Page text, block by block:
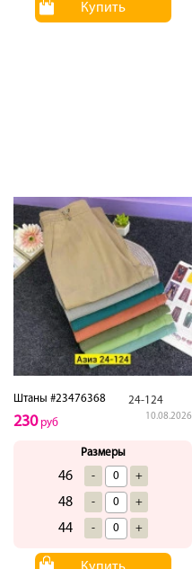
Купить
Штаны #23476368 24-124
10.08.2026
230руб
Размеры
46 - +
48 - +
44 - +